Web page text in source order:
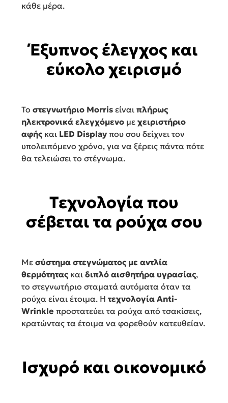
κάθε μέρα.
Έξυπνος έλεγχος και
εύκολο χειρισμό
Το στεγνωτήριο Morris είναι πλήρως
ηλεκτρονικά ελεγχόμενο με χειριστήριο
αφής και LED Display που σου δείχνει τον
υπολειπόμενο χρόνο, για να ξέρεις πάντα πότε
θα τελειώσει το στέγνωμα.
Τεχνολογία που
σέβεται τα ρούχα σου
Με σύστημα στεγνώματος με αντλία
θερμότητας και διπλό αισθητήρα υγρασίας,
το στεγνωτήριο σταματά αυτόματα όταν τα
ρούχα είναι έτοιμα. Η τεχνολογία Anti-
Wrinkle προστατεύει τα ρούχα από τσακίσεις,
κρατώντας τα έτοιμα να φορεθούν κατευθείαν.
Ισχυρό και οικονομικό